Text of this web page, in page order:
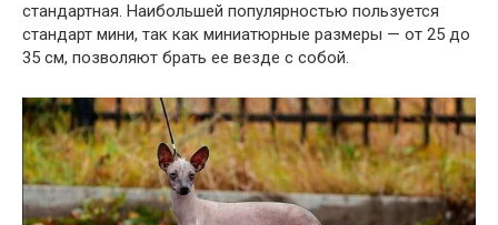
стандартная. Наибольшей популярностью пользуется
стандарт мини, так как миниатюрные размеры — от 25 до
35 см, позволяют брать ее везде с собой.